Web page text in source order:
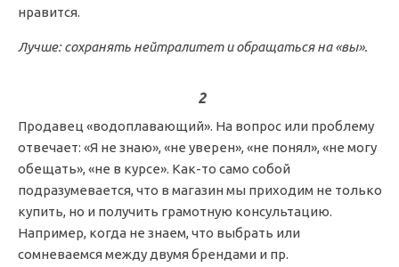
нравится.
Лучше: сохранять нейтралитет и обращаться на «вы».
2
Продавец «водоплавающий». На вопрос или проблему
отвечает: «Я не знаю», «не уверен», «не понял», «не могу
обещать», «не в курсе». Как-то само собой
подразумевается, что в магазин мы приходим не только
купить, но и получить грамотную консультацию.
Например, когда не знаем, что выбрать или
сомневаемся между двумя брендами и пр.